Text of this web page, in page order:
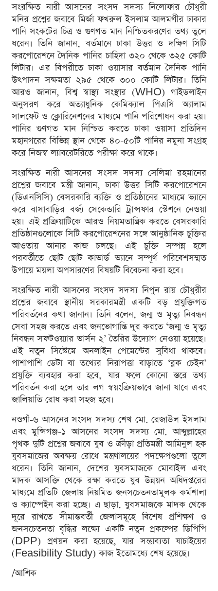
সংরক্ষিত নারী আসনের সংসদ সদস্য নিলোফার চৌধুরী
মনির প্রশ্নের জবাবে মির্জা ফখরুল ইসলাম আলমগীর ঢাকার
পানি সংকটের চিত্র ও গুণগত মান নিশ্চিতকরণের তথ্য তুলে
ধরেন। তিনি জানান, বর্তমানে ঢাকা উত্তর ও দক্ষিণ সিটি
করপোরেশনে দৈনিক পানির চাহিদা ৩২০ থেকে ৩২৫ কোটি
লিটার। এর বিপরীতে ঢাকা ওয়াসার বর্তমান দৈনিক পানি
উৎপাদন সক্ষমতা ২৯৫ থেকে ৩০০ কোটি লিটার। তিনি
আরও জানান, বিশ্ব স্বাস্থ্য সংস্থার (WHO) গাইডলাইন
অনুসরণ করে অত্যাধুনিক কেমিক্যাল পিএসি অ্যালাম
সালফেট ও ক্লোরিনেশনের মাধ্যমে পানি পরিশোধন করা হয়।
পানির গুণগত মান নিশ্চিত করতে ঢাকা ওয়াসা প্রতিদিন
মহানগরের বিভিন্ন স্থান থেকে ৪০-৫০টি পানির নমুনা সংগ্রহ
করে নিজস্ব ল্যাবরেটরিতে পরীক্ষা করে থাকে।
সংরক্ষিত নারী আসনের সংসদ সদস্য সেলিমা রহমানের
প্রশ্নের জবাবে মন্ত্রী জানান, ঢাকা উত্তর সিটি করপোরেশনে
(ডিএনসিসি) বেসরকারি ব্যক্তি ও প্রতিষ্ঠানের মাধ্যমে ভ্যানে
করে বাসাবাড়ির বর্জ্য সেকেন্ডারি ট্রান্সফার স্টেশনে নেওয়া
হয়। এই প্রক্রিয়াটিকে আরও নিয়মতান্ত্রিক করতে বেসরকারি
প্রতিষ্ঠানগুলোকে সিটি করপোরেশনের সঙ্গে আনুষ্ঠানিক চুক্তির
আওতায় আনার কাজ চলছে। এই চুক্তি সম্পন্ন হলে
পরবর্তীতে ছোট ছোট কাভার্ড ভ্যানে সম্পূর্ণ পরিবেশসম্মত
উপায়ে ময়লা অপসারণের বিষয়টি বিবেচনা করা হবে।
সংরক্ষিত নারী আসনের সংসদ সদস্য নিপুন রায় চৌধুরীর
প্রশ্নের জবাবে স্থানীয় সরকারমন্ত্রী একটি বড় প্রযুক্তিগত
পরিবর্তনের কথা জানান। তিনি বলেন, জন্ম ও মৃত্যু নিবন্ধন
সেবা সহজ করতে এবং জনভোগান্তি দূর করতে ‘জন্ম ও মৃত্যু
নিবন্ধন সফটওয়্যার ভার্সন ২’ তৈরির উদ্যোগ নেওয়া হয়েছে।
এই নতুন সিস্টেমে অনলাইন পেমেন্টের সুবিধা থাকবে।
পাশাপাশি ডেটা বা তথ্যের নিরাপত্তা বাড়াতে ‘ব্লক চেইন’
প্রযুক্তি ব্যবহার করা হবে, যার ফলে কোনো স্তরে তথ্য
পরিবর্তন করা হলে তার লগ স্বয়ংক্রিয়ভাবে জানা যাবে এবং
জালিয়াতি রোধ করা সহজ হবে।
নওগাঁ-৬ আসনের সংসদ সদস্য শেখ মো. রেজাউল ইসলাম
এবং মুন্সিগঞ্জ-১ আসনের সংসদ সদস্য মো. আব্দুল্লাহের
পৃথক দুটি প্রশ্নের জবাবে যুব ও ক্রীড়া প্রতিমন্ত্রী আমিনুল হক
যুবসমাজের অবক্ষয় রোধে মন্ত্রণালয়ের পদক্ষেপগুলো তুলে
ধরেন। তিনি জানান, দেশের যুবসমাজকে মোবাইল এবং
মাদক আসক্তি থেকে রক্ষা করতে যুব উন্নয়ন অধিদপ্তরের
মাধ্যমে প্রতিটি জেলায় নিয়মিত জনসচেতনতামূলক কর্মশালা
ও ক্যাম্পেইন করা হচ্ছে। এ ছাড়া, যুবসমাজকে মাদক থেকে
দূরে রাখতে সীমান্তবর্তী জেলাসমূহে বিশেষ প্রশিক্ষণ ও
জনসচেতনতা বৃদ্ধির লক্ষ্যে একটি নতুন প্রকল্পের ডিপিপি
(DPP) প্রণয়ন করা হয়েছে, যার সম্ভাব্যতা যাচাইয়ের
(Feasibility Study) কাজ ইতোমধ্যে শেষ হয়েছে।
/আশিক